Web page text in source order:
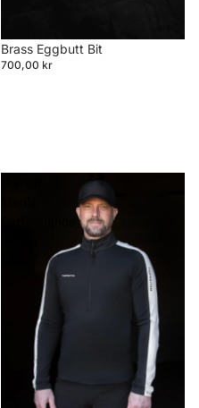
Brass Eggbutt Bit
700,00 kr